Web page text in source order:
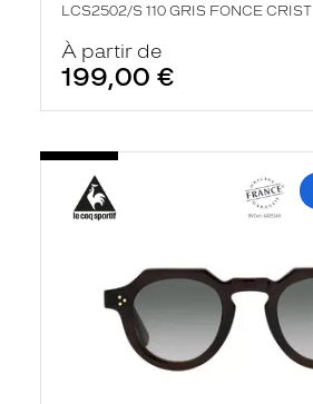
LCS2502/S 110 GRIS FONCE CRIST
À partir de
199,00 €